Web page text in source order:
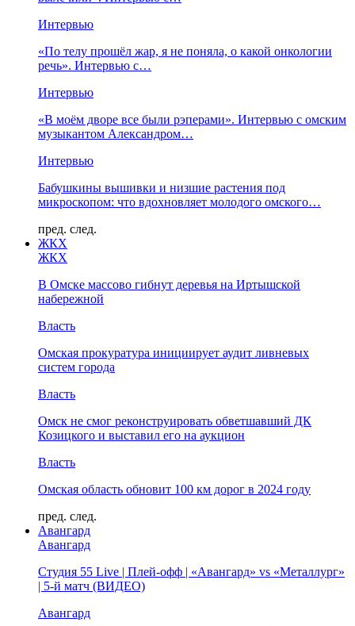
Интервью
«По телу прошёл жар, я не поняла, о какой онкологии
речь». Интервью с…
Интервью
«В моём дворе все были рэперами». Интервью с омским
музыкантом Александром…
Интервью
Бабушкины вышивки и низшие растения под
микроскопом: что вдохновляет молодого омского…
пред. след.
ЖКХ
ЖКХ
В Омске массово гибнут деревья на Иртышской
набережной
Власть
Омская прокуратура инициирует аудит ливневых
систем города
Власть
Омск не смог реконструировать обветшавший ДК
Козицкого и выставил его на аукцион
Власть
Омская область обновит 100 км дорог в 2024 году
пред. след.
Авангард
Авангард
Студия 55 Live | Плей-офф | «Авангард» vs «Металлург»
| 5-й матч (ВИДЕО)
Авангард